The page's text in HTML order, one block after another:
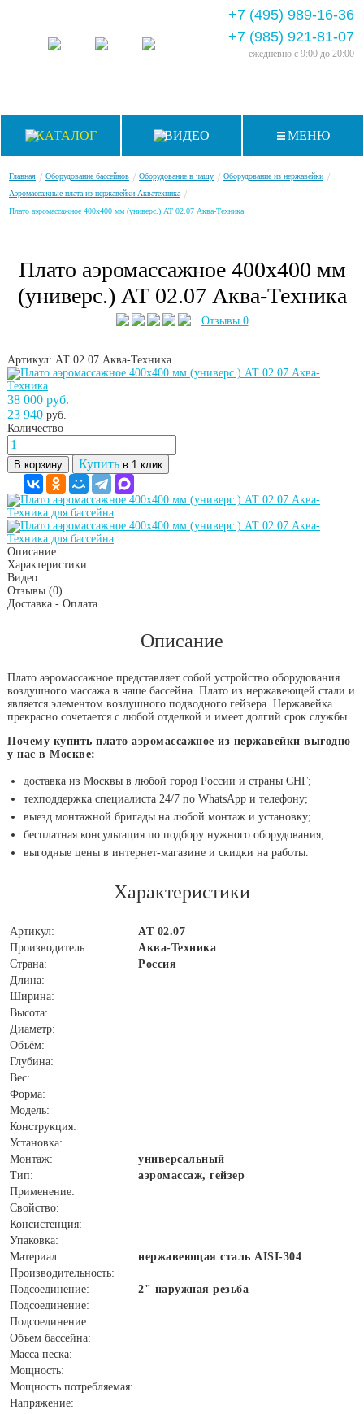
+7 (495) 989-16-36
+7 (985) 921-81-07
ежедневно с 9:00 до 20:00
КАТАЛОГ ВИДЕО МЕНЮ
Главная / Оборудование бассейнов / Оборудование в чашу / Оборудование из нержавейки /
Аэромассажные плата из нержавейки Акватехника /
Плато аэромассажное 400х400 мм (универс.) АТ 02.07 Аква-Техника
Плато аэромассажное 400х400 мм
(универс.) АТ 02.07 Аква-Техника
Отзывы 0
Артикул: АТ 02.07 Аква-Техника
38 000 руб.
23 940 руб.
Количество
В корзину Купить в 1 клик
Описание
Характеристики
Видео
Отзывы (0)
Доставка - Оплата
Описание
Плато аэромассажное представляет собой устройство оборудования
воздушного массажа в чаше бассейна. Плато из нержавеющей стали и
является элементом воздушного подводного гейзера. Нержавейка
прекрасно сочетается с любой отделкой и имеет долгий срок службы.
Почему купить плато аэромассажное из нержавейки выгодно
у нас в Москве:
доставка из Москвы в любой город России и страны СНГ;
техподдержка специалиста 24/7 по WhatsApp и телефону;
выезд монтажной бригады на любой монтаж и установку;
бесплатная консультация по подбору нужного оборудования;
выгодные цены в интернет-магазине и скидки на работы.
Характеристики
Артикул:
АТ 02.07
Производитель:
Аква-Техника
Страна:
Россия
Длина:
Ширина:
Высота:
Диаметр:
Объём:
Глубина:
Вес:
Форма:
Модель:
Конструкция:
Установка:
Монтаж:
универсальный
Тип:
аэромассаж, гейзер
Применение:
Свойство:
Консистенция:
Упаковка:
Материал:
нержавеющая сталь AISI-304
Производительность:
Подсоединение:
2" наружная резьба
Подсоединение:
Подсоединение:
Объем бассейна:
Масса песка:
Мощность:
Мощность потребляемая:
Напряжение: